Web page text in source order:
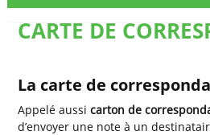
CARTE DE
La carte de
Appelé aussicarton de
d’envoyer une note à un